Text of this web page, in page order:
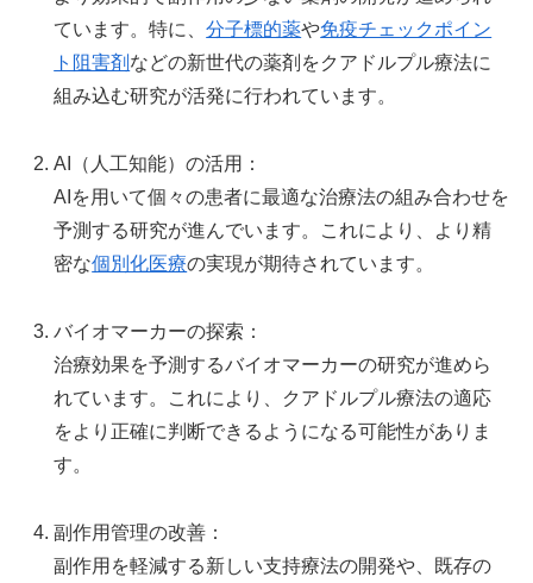
ています。特に、分子標的薬や免疫チェックポイン
ト阻害剤 などの新世代の薬剤をクアドルプル療法に
組み込む研究が活発に行われています。
AI（人工知能）の活用：
AIを用いて個々の患者に最適な治療法の組み合わせを
予測する研究が進んでいます。これにより、より精
密な個別化医療の実現が期待されています。
バイオマーカーの探索：
治療効果を予測するバイオマーカーの研究が進めら
れています。これにより、クアドルプル療法の適応
をより正確に判断できるようになる可能性がありま
す。
副作用管理の改善：
副作用を軽減する新しい支持療法の開発や、既存の